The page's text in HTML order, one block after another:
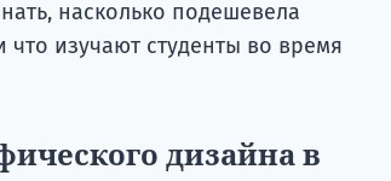
насколько подешевела
изучают студенты во время
дизайна в